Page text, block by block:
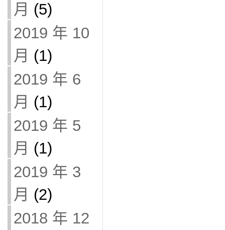
月 (5)
2019 年 10
月 (1)
2019 年 6
月 (1)
2019 年 5
月 (1)
2019 年 3
月 (2)
2018 年 12